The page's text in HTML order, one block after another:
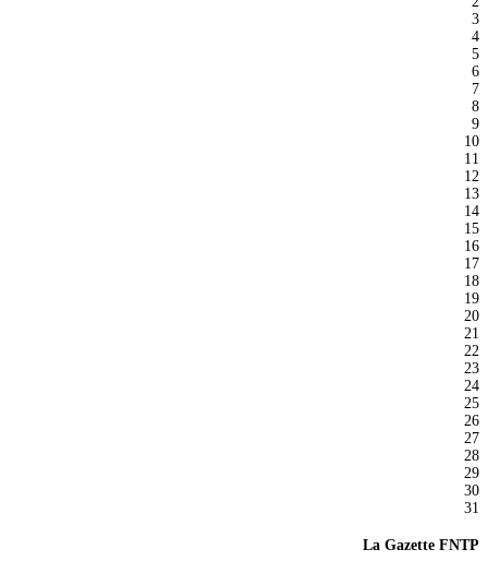
3
4
5
6
7
8
9
10
11
12
13
14
15
16
17
18
19
20
21
22
23
24
25
26
27
28
29
30
31
La Gazette FNTP